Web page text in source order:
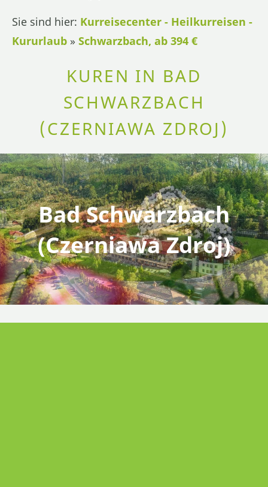
Sie sind hier: Kurreisecenter - Heilkurreisen -
Kururlaub » Schwarzbach, ab 394 €
KUREN IN BAD
SCHWARZBACH
(CZERNIAWA ZDROJ)
Bad Schwarzbach
(Czerniawa Zdroj)